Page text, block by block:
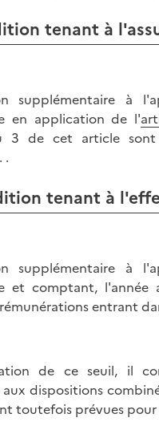
tenant à
supplémentaire à
en application de l'
3 de cet article sont
.
tenant à
supplémentaire à
et comptant,
entrant
de ce seuil, il
dispositions
toutefois prévues